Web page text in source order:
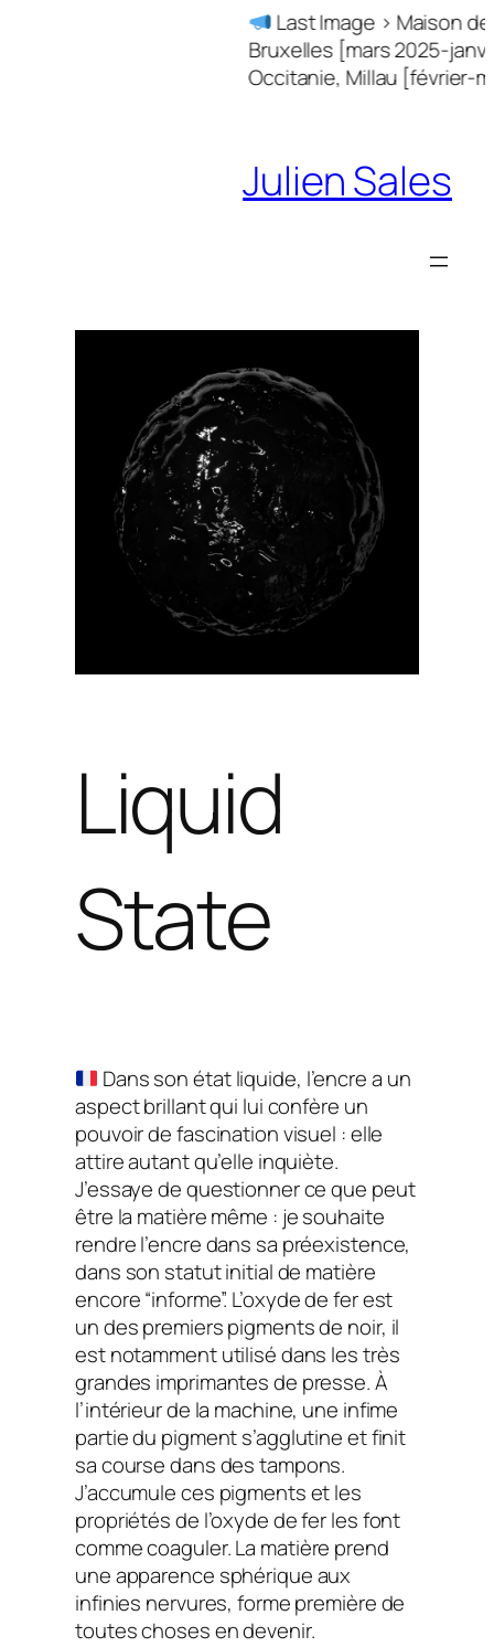
Last Image > Maison de
Bruxelles [mars 2025-
Occitanie, Millau [février-
Julien Sales
Liquid
State
Dans son état liquide, l’encre a un
aspect brillant qui lui confère un
pouvoir de fascination visuel : elle
attire autant qu’elle inquiète.
J’essaye de questionner ce que peut
être la matière même : je souhaite
rendre l’encre dans sa préexistence,
dans son statut initial de matière
encore “informe”. L’oxyde de fer est
un des premiers pigments de noir, il
est notamment utilisé dans les très
grandes imprimantes de presse. À
l’intérieur de la machine, une infime
partie du pigment s’agglutine et finit
sa course dans des tampons.
J’accumule ces pigments et les
propriétés de l’oxyde de fer les font
comme coaguler. La matière prend
une apparence sphérique aux
infinies nervures, forme première de
toutes choses en devenir.